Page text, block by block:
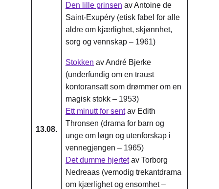
Den lille prinsen av Antoine de
Saint-Exupéry (etisk fabel for alle
aldre om kjærlighet, skjønnhet,
sorg og vennskap – 1961)
13.08.
Stokken av André Bjerke
(underfundig om en traust
kontoransatt som drømmer om en
magisk stokk – 1953)
Ett minutt for sentav Edith
Thronsen (drama for barn og
unge om løgn og utenforskap i
vennegjengen – 1965)
Det dumme hjertetav Torborg
Nedreaas (vemodig trekantdrama
om kjærlighet og ensomhet –